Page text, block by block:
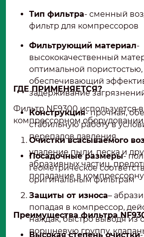
Тип фильтра- сменный
фильтр для компрессоров
Фильтрующий материал-
высококачественный
оптимальной пористостью,
обеспечивающий
задерживание
Конструкция- прочная,
стабильную работу в
перепадов давления
Посадочные размеры-
геометрическое
оригинальным фильтрам
ГДЕ ПРИМЕНЯЕТСЯ?
Фильтр NF9300 используется в
компрессорном оборудовании
Очистки всасываемого
удаление пыли, песка и
абразивных частиц,
попадание в
Защиты от износа–
попадая в компрессор,
наждак, быстро выводя из
поршневую группу,
Преимущества фильтра
Высокая степень очистки